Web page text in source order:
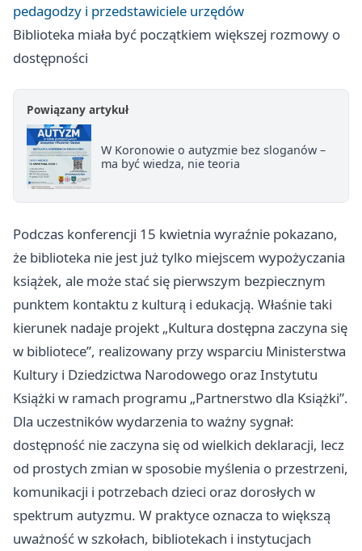
pedagodzy i przedstawiciele urzędów
Biblioteka miała być początkiem większej rozmowy o
dostępności
Powiązany artykuł
W Koronowie o autyzmie bez sloganów –
ma być wiedza, nie teoria
Podczas konferencji 15 kwietnia wyraźnie pokazano,
że biblioteka nie jest już tylko miejscem wypożyczania
książek, ale może stać się pierwszym bezpiecznym
punktem kontaktu z kulturą i edukacją. Właśnie taki
kierunek nadaje projekt „Kultura dostępna zaczyna się
w bibliotece”, realizowany przy wsparciu Ministerstwa
Kultury i Dziedzictwa Narodowego oraz Instytutu
Książki w ramach programu „Partnerstwo dla Książki”.
Dla uczestników wydarzenia to ważny sygnał:
dostępność nie zaczyna się od wielkich deklaracji, lecz
od prostych zmian w sposobie myślenia o przestrzeni,
komunikacji i potrzebach dzieci oraz dorosłych w
spektrum autyzmu. W praktyce oznacza to większą
uważność w szkołach, bibliotekach i instytucjach